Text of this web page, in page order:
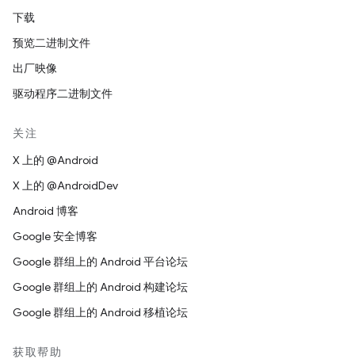
下载
预览二进制文件
出厂映像
驱动程序二进制文件
关注
X 上的 @Android
X 上的 @AndroidDev
Android 博客
Google 安全博客
Google 群组上的 Android 平台论坛
Google 群组上的 Android 构建论坛
Google 群组上的 Android 移植论坛
获取帮助